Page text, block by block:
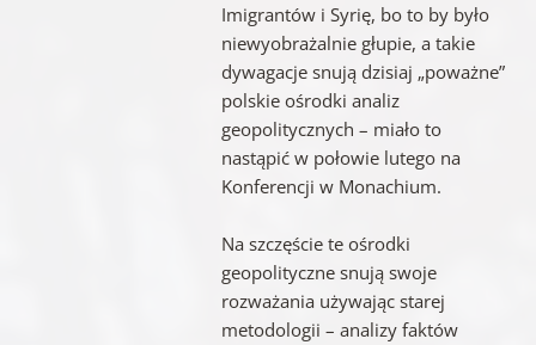
Imigrantów i Syrię, bo to by było
niewyobrażalnie głupie, a takie
dywagacje snują dzisiaj „poważne”
polskie ośrodki analiz
geopolitycznych – miało to
nastąpić w połowie lutego na
Konferencji w Monachium.
Na szczęście te ośrodki
geopolityczne snują swoje
rozważania używając starej
metodologii – analizy faktów